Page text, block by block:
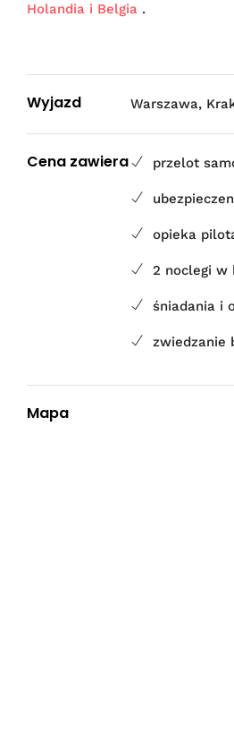
Holandia i Belgia .
Wyjazd Warszawa,
Cena zawiera przelot
opieka
2 noclegi w
śniadania i
zwiedzanie
Mapa